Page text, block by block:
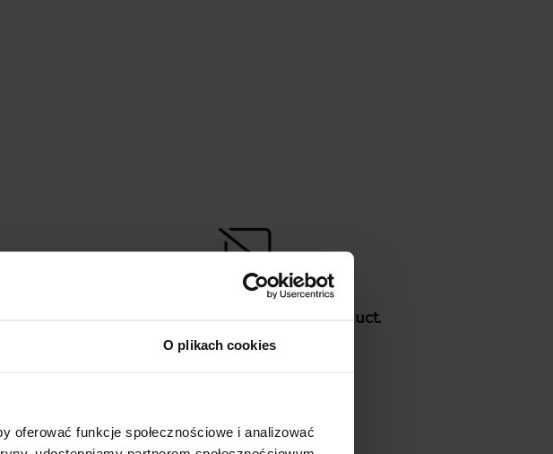
O plikach cookies
oferować funkcje społecznościowe i analizować
There is no reviews for this product.
Be the firstadd your review